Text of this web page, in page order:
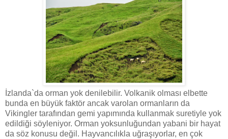
İzlanda`da orman yok denilebilir. Volkanik olması elbette
bunda en büyük faktör ancak varolan ormanların da
Vikingler tarafından gemi yapımında kullanmak suretiyle yok
edildiği söyleniyor. Orman yoksunluğundan yabani bir hayat
da söz konusu değil. Hayvancılıkla uğraşıyorlar, en çok